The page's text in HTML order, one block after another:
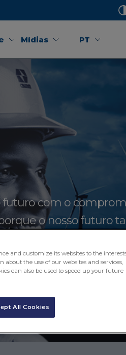
Mídias PT
futuro com o
o nosso futuro
and customize its websites to the
about the use of our websites and services,
can also be used to speed up your future
All Cookies